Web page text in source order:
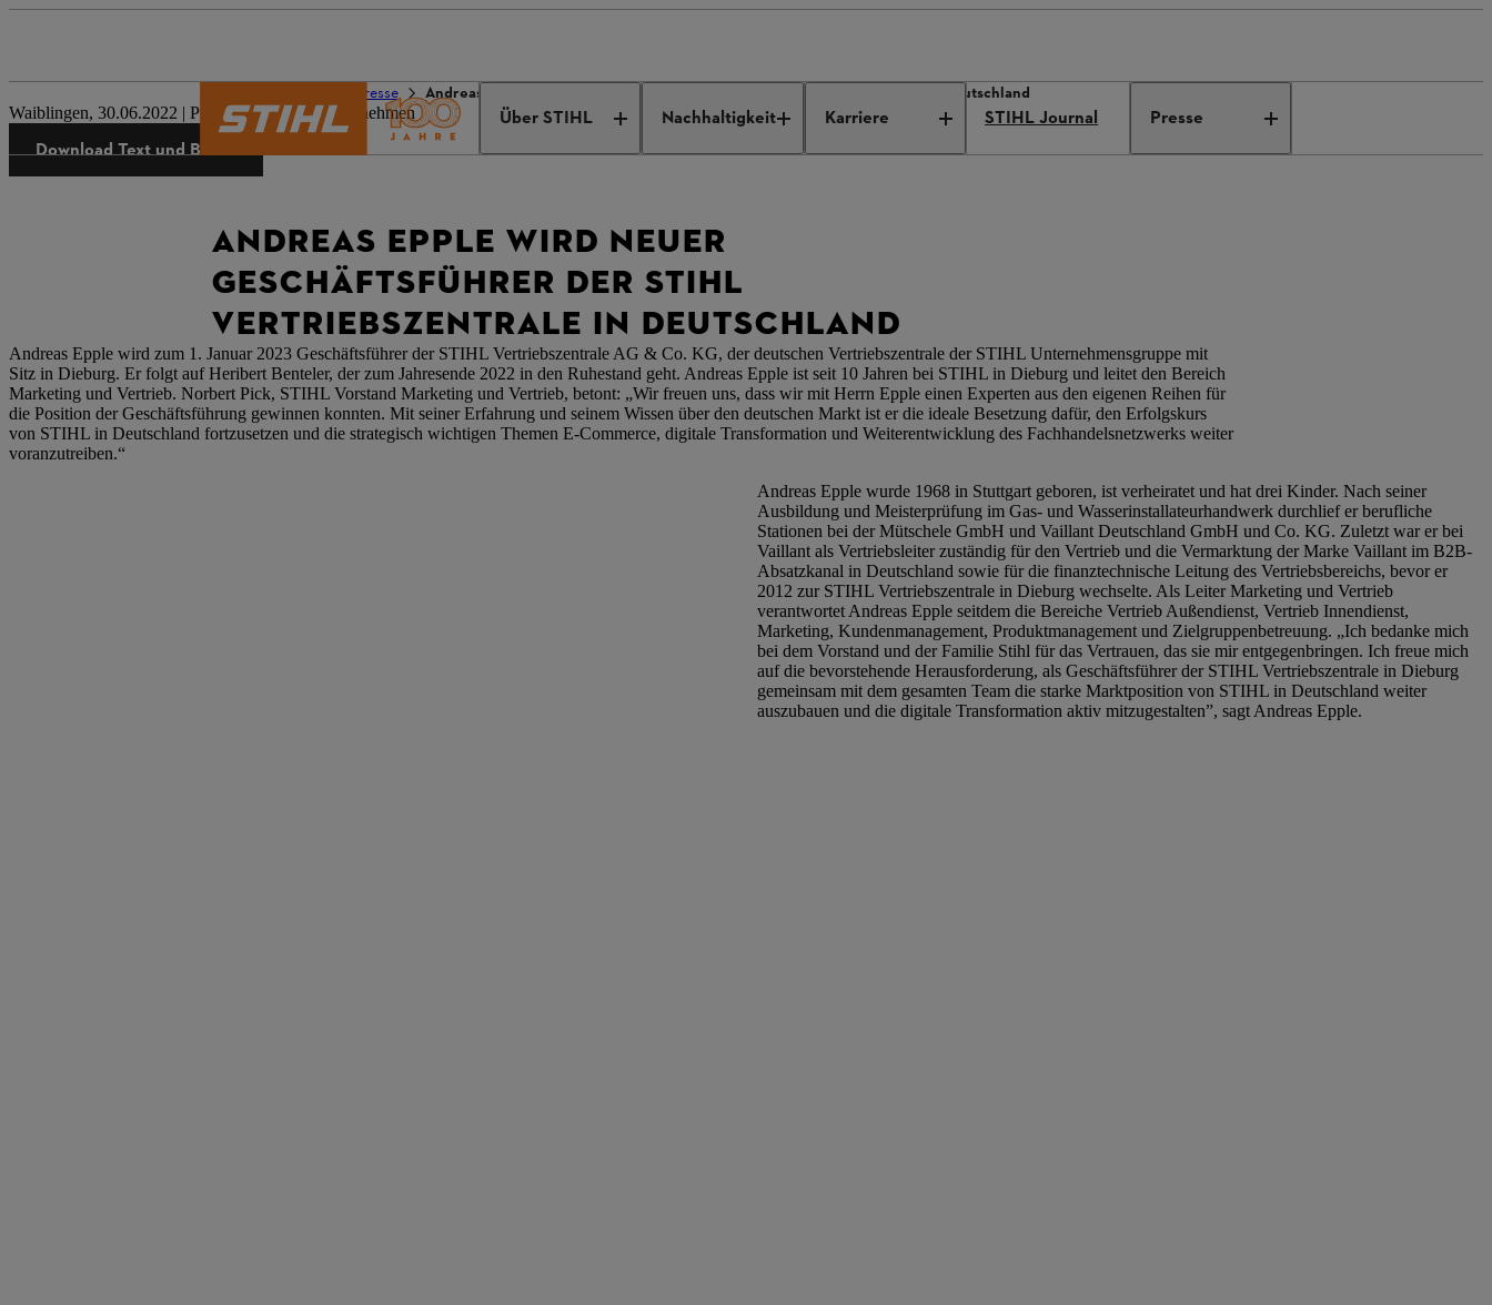
Über STIHL Nachhaltigkeit Karriere STIHL Journal Presse
Presse Andreas Epple wird neuer Geschäftsführer der STIHL Vertriebszentrale in Deutschland
Waiblingen, 30.06.2022 | Presseinformation Unternehmen
Download Text und Bilder
ANDREAS EPPLE WIRD NEUER
GESCHÄFTSFÜHRER DER STIHL
VERTRIEBSZENTRALE IN DEUTSCHLAND
Andreas Epple wird zum 1. Januar 2023 Geschäftsführer der STIHL Vertriebszentrale AG & Co. KG, der deutschen Vertriebszentrale der STIHL Unternehmensgruppe mit
Sitz in Dieburg. Er folgt auf Heribert Benteler, der zum Jahresende 2022 in den Ruhestand geht. Andreas Epple ist seit 10 Jahren bei STIHL in Dieburg und leitet den Bereich
Marketing und Vertrieb. Norbert Pick, STIHL Vorstand Marketing und Vertrieb, betont: „Wir freuen uns, dass wir mit Herrn Epple einen Experten aus den eigenen Reihen für
die Position der Geschäftsführung gewinnen konnten. Mit seiner Erfahrung und seinem Wissen über den deutschen Markt ist er die ideale Besetzung dafür, den Erfolgskurs
von STIHL in Deutschland fortzusetzen und die strategisch wichtigen Themen E-Commerce, digitale Transformation und Weiterentwicklung des Fachhandelsnetzwerks weiter
voranzutreiben.“
Andreas Epple wurde 1968 in Stuttgart geboren, ist verheiratet und hat drei Kinder. Nach seiner
Ausbildung und Meisterprüfung im Gas- und Wasserinstallateurhandwerk durchlief er berufliche
Stationen bei der Mütschele GmbH und Vaillant Deutschland GmbH und Co. KG. Zuletzt war er bei
Vaillant als Vertriebsleiter zuständig für den Vertrieb und die Vermarktung der Marke Vaillant im B2B-
Absatzkanal in Deutschland sowie für die finanztechnische Leitung des Vertriebsbereichs, bevor er
2012 zur STIHL Vertriebszentrale in Dieburg wechselte. Als Leiter Marketing und Vertrieb
verantwortet Andreas Epple seitdem die Bereiche Vertrieb Außendienst, Vertrieb Innendienst,
Marketing, Kundenmanagement, Produktmanagement und Zielgruppenbetreuung. „Ich bedanke mich
bei dem Vorstand und der Familie Stihl für das Vertrauen, das sie mir entgegenbringen. Ich freue mich
auf die bevorstehende Herausforderung, als Geschäftsführer der STIHL Vertriebszentrale in Dieburg
gemeinsam mit dem gesamten Team die starke Marktposition von STIHL in Deutschland weiter
auszubauen und die digitale Transformation aktiv mitzugestalten”, sagt Andreas Epple.